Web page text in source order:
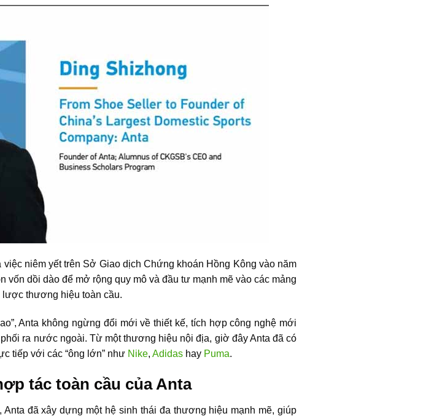
niêm yết trên Sở Giao dịch Chứng khoán Hồng Kông vào năm
vốn dồi dào để mở rộng quy mô và đầu tư mạnh mẽ vào các mảng
lược thương hiệu toàn cầu.
Anta không ngừng đổi mới về thiết kế, tích hợp công nghệ mới
ra nước ngoài. Từ một thương hiệu nội địa, giờ đây Anta đã có
tiếp với các “ông lớn” như Nike, Adidas hay Puma.
tác toàn cầu của Anta
đã xây dựng một hệ sinh thái đa thương hiệu mạnh mẽ, giúp